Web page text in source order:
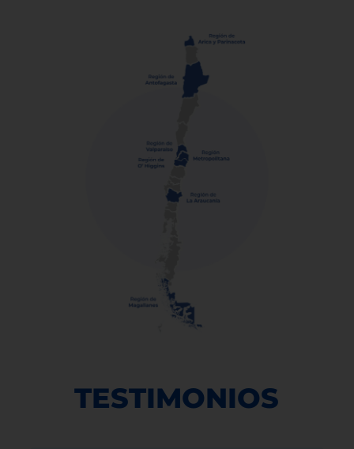
TESTIMONIOS